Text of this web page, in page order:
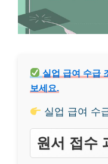
실업 급여 수급
보세요.
실업 급여 수
원서 접수